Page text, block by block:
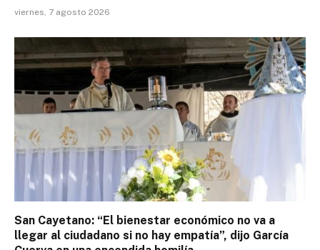
viernes, 7 agosto 2026
San Cayetano: “El bienestar económico no va a
llegar al ciudadano si no hay empatía”, dijo García